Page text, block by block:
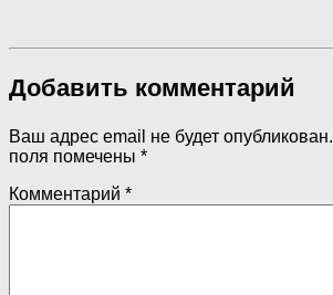
Добавить комментарий
Ваш адрес email не будет опубликован.
поля помечены *
Комментарий *